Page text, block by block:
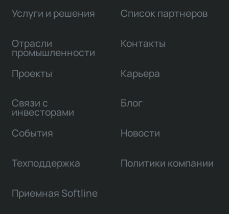
Услуги и решения
Отрасли
промышленности
Проекты
Связи с
инвесторами
Список партнеров
Контакты
Карьера
Блог
События Новости
Техподдержка Политики компании
Приемная Softline